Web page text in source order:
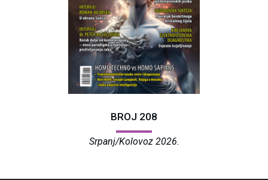
BROJ 208
Srpanj/Kolovoz 2026.